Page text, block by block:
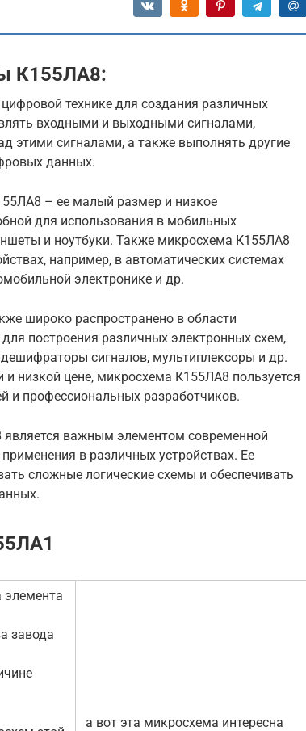
К155ЛА8:
технике для создания различных
входными и выходными сигналами,
этими сигналами, а также выполнять другие
данных.
– ее малый размер и низкое
для использования в мобильных
и ноутбуки. Также микросхема К155ЛА8
например, в автоматических системах
электронике и др.
широко распространено в области
построения различных электронных схем,
сигналов, мультиплексоры и др.
низкой цене, микросхема К155ЛА8 пользуется
и профессиональных разработчиков.
важным элементом современной
в различных устройствах. Ее
сложные логические схемы и обеспечивать
завода
а вот эта микросхема интересна